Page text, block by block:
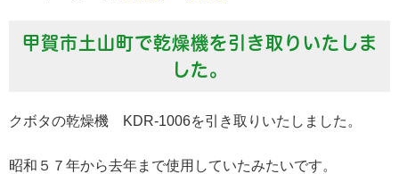
甲賀市土山町で乾燥機を引き取りいたしま
した。
クボタの乾燥機 KDR-1006を引き取りいたしました。
昭和５７年から去年まで使用していたみたいです。